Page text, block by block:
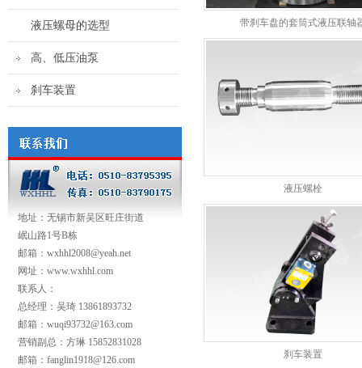
液压螺母的选型
高、低压油泵
刹车装置
地址：无锡市新吴区旺庄街道
岷山路1号B栋
邮箱：wxhhl2008@yeah.net
网址：www.wxhhl.com
联系人：
总经理：吴琦 13861893732
邮箱：wuqi93732@163.com
营销副总：方琳 15852831028
邮箱：fanglin1918@126.com
带刹车盘的套筒式液压联轴
液压螺栓
刹车装置